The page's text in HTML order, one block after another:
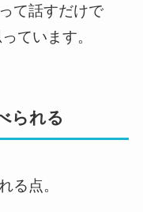
て話すだけで
ています。
られる
る点。